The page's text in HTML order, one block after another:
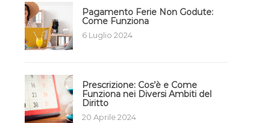
Pagamento Ferie Non Godute:
Come Funziona
6 Luglio 2024
Prescrizione: Cos’è e Come
Funziona nei Diversi Ambiti del
Diritto
20 Aprile 2024